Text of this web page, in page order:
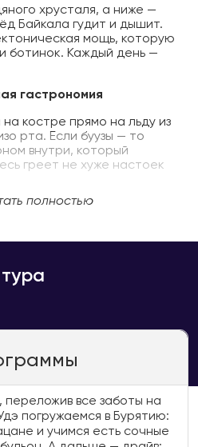
хрусталя, а ниже —
Байкала гудит и дышит.
мощь, которую
Каждый день —
гастрономия
костре прямо на льду из
рта. Если буузы — то
внутри, который
греет не хуже настоек
полностью
все заботы на
погружаемся в Бурятию:
и учимся есть сочные